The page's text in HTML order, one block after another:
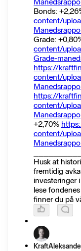
Bonds:
content/
Grade:
content/
Grade-
https://
content/
https://
content/
+2,70%
content/
Husk at
fremtidig
investeringer
lese
finner du på